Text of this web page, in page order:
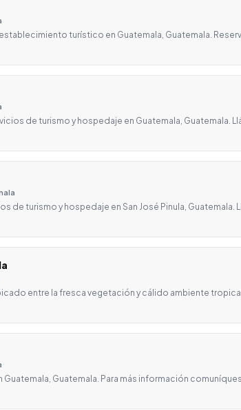
turístico en Guatemala, Guatemala.
de turismo y hospedaje en Guatemala, Guatemala.
de turismo y hospedaje en San José Pinula, Guatemala.
entre la fresca vegetación y cálido ambiente
Guatemala, Guatemala. Para más información